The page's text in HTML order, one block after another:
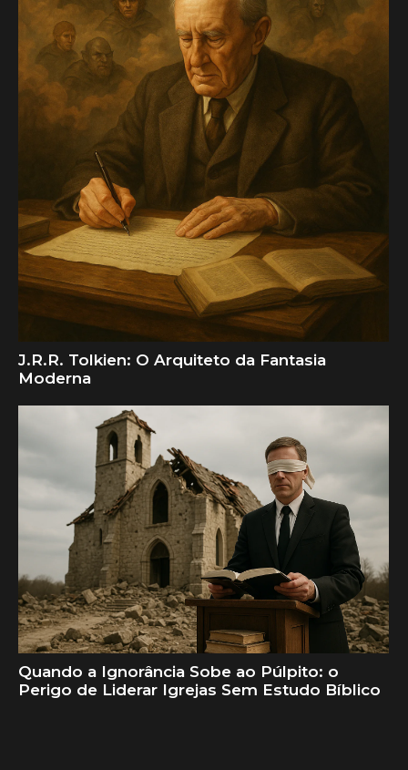
J.R.R. Tolkien: O Arquiteto da Fantasia
Moderna
Quando a Ignorância Sobe ao Púlpito: o
Perigo de Liderar Igrejas Sem Estudo Bíblico